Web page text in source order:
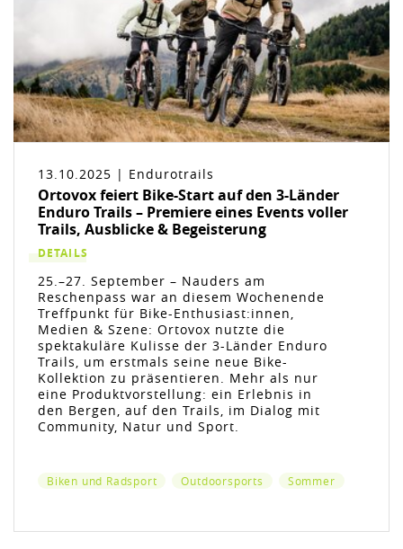
13.10.2025 | Endurotrails
Ortovox feiert Bike-Start auf den 3-Länder
Enduro Trails – Premiere eines Events voller
Trails, Ausblicke & Begeisterung
DETAILS
25.–27. September – Nauders am
Reschenpass war an diesem Wochenende
Treffpunkt für Bike-Enthusiast:innen,
Medien & Szene: Ortovox nutzte die
spektakuläre Kulisse der 3-Länder Enduro
Trails, um erstmals seine neue Bike-
Kollektion zu präsentieren. Mehr als nur
eine Produktvorstellung: ein Erlebnis in
den Bergen, auf den Trails, im Dialog mit
Community, Natur und Sport.
Biken und Radsport Outdoorsports Sommer